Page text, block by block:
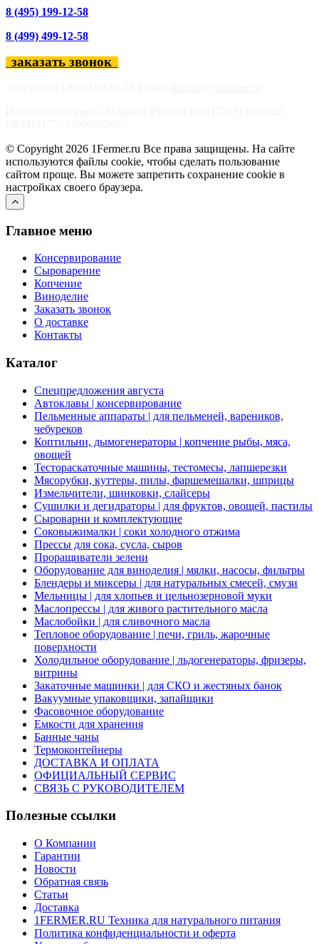
8 (495) 199-12-58
8 (499) 499-12-58
заказать звонок
© Copyright 2026 1Fermer.ru Все права защищены. На сайте
используются файлы cookie, чтобы сделать пользование
сайтом проще. Вы можете запретить сохранение cookie в
настройках своего браузера.
Главное меню
Консервирование
Сыроварение
Копчение
Виноделие
Заказать звонок
О доставке
Контакты
Каталог
Спецпредложения августа
Автоклавы | консервирование
Пельменные аппараты | для пельменей, вареников,
чебуреков
Коптильни, дымогенераторы | копчение рыбы, мяса,
овощей
Тестораскаточные машины, тестомесы, лапшерезки
Мясорубки, куттеры, пилы, фаршемешалки, шприцы
Измельчители, шинковки, слайсеры
Сушилки и дегидраторы | для фруктов, овощей, пастилы
Сыроварни и комплектующие
Соковыжималки | соки холодного отжима
Прессы для сока, сусла, сыров
Проращиватели зелени
Оборудование для виноделия | мялки, насосы, фильтры
Блендеры и миксеры | для натуральных смесей, смузи
Мельницы | для хлопьев и цельнозерновой муки
Маслопрессы | для живого растительного масла
Маслобойки | для сливочного масла
Тепловое оборудование | печи, гриль, жарочные
поверхности
Холодильное оборудование | льдогенераторы, фризеры,
витрины
Закаточные машинки | для СКО и жестяных банок
Вакуумные упаковщики, запайщики
Фасовочное оборудование
Емкости для хранения
Банные чаны
Термоконтейнеры
ДОСТАВКА И ОПЛАТА
ОФИЦИАЛЬНЫЙ СЕРВИС
СВЯЗЬ С РУКОВОДИТЕЛЕМ
Полезные ссылки
О Компании
Гарантии
Новости
Обратная связь
Статьи
Доставка
1FERMER.RU Техника для натурального питания
Политика конфиденциальности и оферта